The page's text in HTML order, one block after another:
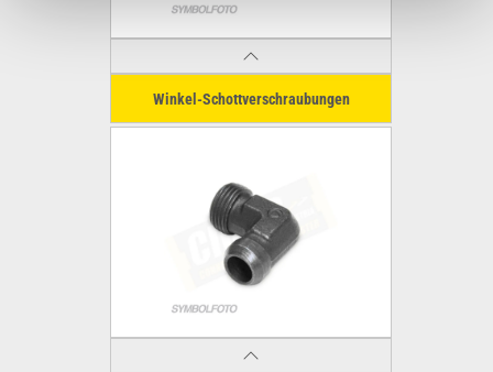
Winkel-Schottverschraubungen